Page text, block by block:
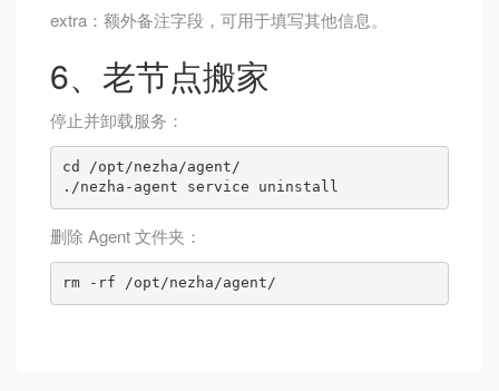
extra：额外备注字段，可用于填写其他信息。
6、老节点搬家
停止并卸载服务：
cd /opt/nezha/agent/
删除 Agent 文件夹：
rm -rf /opt/nezha/agent/